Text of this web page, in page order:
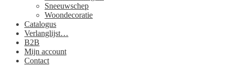
Sneeuwschep
Woondecoratie
Catalogus
Verlanglijst…
B2B
Mijn account
Contact